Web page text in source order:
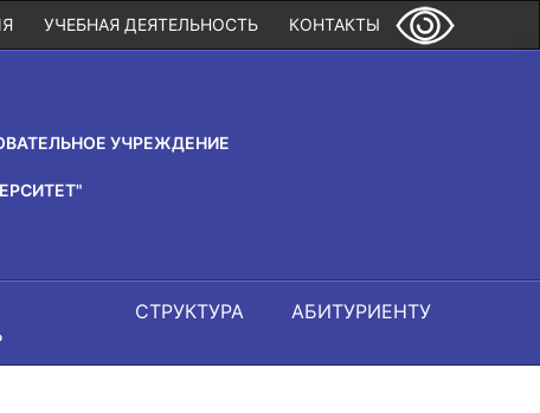
КОНТАКТЫ
УЧЕБНАЯ ДЕЯТЕЛЬНОСТЬ
УЧРЕЖДЕНИЕ
СТРУКТУРА АБИТУРИЕНТУ